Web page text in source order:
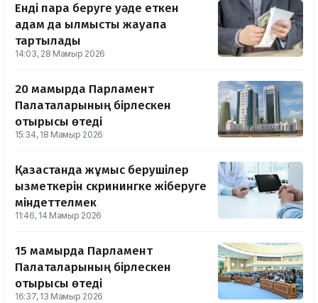
Енді пара беруге уәде еткен
адам да қылмыстық жауапқа
тартылады
14:03, 28 Мамыр 2026
20 мамырда Парламент
Палаталарының бірлескен
отырысы өтеді
15:34, 18 Мамыр 2026
Қазақстанда жұмыс берушілер
қызметкерін скринингке жіберуге
міндеттелмек
11:46, 14 Мамыр 2026
15 мамырда Парламент
Палаталарының бірлескен
отырысы өтеді
16:37, 13 Мамыр 2026